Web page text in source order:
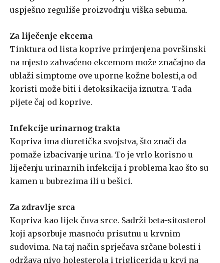
uspješno reguliše proizvodnju viška sebuma.
Za liječenje ekcema
Tinktura od lista koprive primjenjena površinski
na mjesto zahvaćeno ekcemom može značajno da
ublaži simptome ove uporne kožne bolesti,a od
koristi može biti i detoksikacija iznutra. Tada
pijete čaj od koprive.
Infekcije urinarnog trakta
Kopriva ima diuretička svojstva, što znači da
pomaže izbacivanje urina. To je vrlo korisno u
liječenju urinarnih infekcija i problema kao što su
kamen u bubrezima ili u bešici.
Za zdravlje srca
Kopriva kao lijek čuva srce. Sadrži beta-sitosterol
koji apsorbuje masnoću prisutnu u krvnim
sudovima. Na taj način sprječava srčane bolesti i
održava nivo holesterola i triglicerida u krvi na